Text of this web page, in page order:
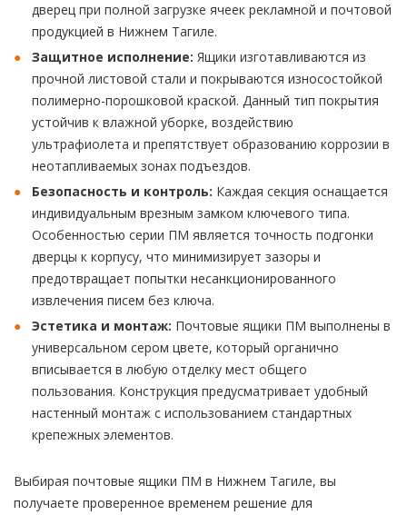
дверец при полной загрузке ячеек рекламной и почтовой
продукцией в Нижнем Тагиле.
Защитное исполнение: Ящики изготавливаются из
прочной листовой стали и покрываются износостойкой
полимерно-порошковой краской. Данный тип покрытия
устойчив к влажной уборке, воздействию
ультрафиолета и препятствует образованию коррозии в
неотапливаемых зонах подъездов.
Безопасность и контроль: Каждая секция оснащается
индивидуальным врезным замком ключевого типа.
Особенностью серии ПМ является точность подгонки
дверцы к корпусу, что минимизирует зазоры и
предотвращает попытки несанкционированного
извлечения писем без ключа.
Эстетика и монтаж: Почтовые ящики ПМ выполнены в
универсальном сером цвете, который органично
вписывается в любую отделку мест общего
пользования. Конструкция предусматривает удобный
настенный монтаж с использованием стандартных
крепежных элементов.
Выбирая почтовые ящики ПМ в Нижнем Тагиле, вы
получаете проверенное временем решение для